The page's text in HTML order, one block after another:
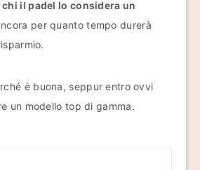
il padel lo considera un
per quanto tempo durerà
è buona, seppur entro ovvi
un modello top di gamma.